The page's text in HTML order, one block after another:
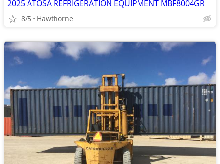
2025 ATOSA REFRIGERATION EQUIPMENT MBF8004GR
8/5 Hawthorne